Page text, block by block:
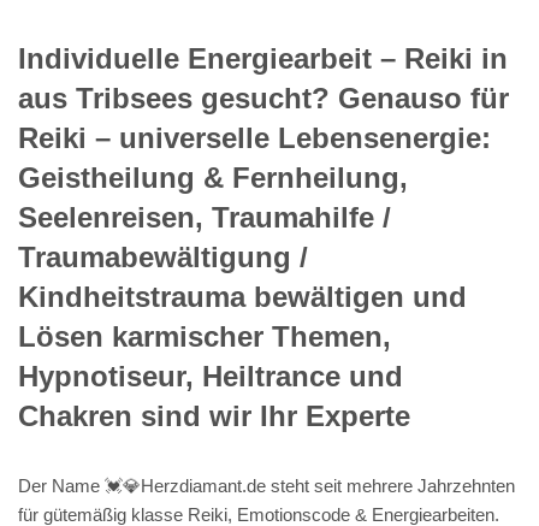
Individuelle Energiearbeit – Reiki in
aus Tribsees gesucht? Genauso für
Reiki – universelle Lebensenergie:
Geistheilung & Fernheilung,
Seelenreisen, Traumahilfe /
Traumabewältigung /
Kindheitstrauma bewältigen und
Lösen karmischer Themen,
Hypnotiseur, Heiltrance und
Chakren sind wir Ihr Experte
Der Name 💓️💎Herzdiamant.de steht seit mehrere Jahrzehnten
für gütemäßig klasse Reiki, Emotionscode & Energiearbeiten.